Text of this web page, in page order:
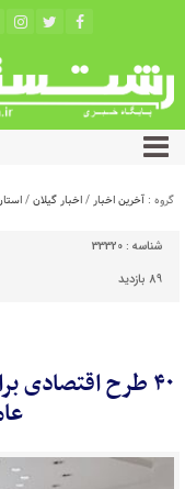
گروه : آخرین اخبار/اخبار گیلان/
شناسه : 33320
89 بازدید
۴۰ طرح اقتصادی